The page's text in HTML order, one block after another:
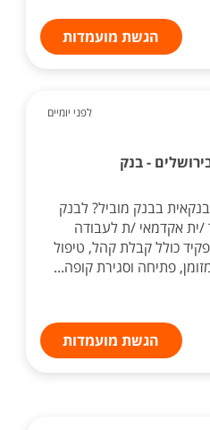
הגשת מועמדות
לפני יומיים
- בנק
בבנק מוביל? לבנק
ית אקדמאי /ת לעבודה
כולל קבלת קהל, טיפול
פתיחה וסגירת קופה...
הגשת מועמדות